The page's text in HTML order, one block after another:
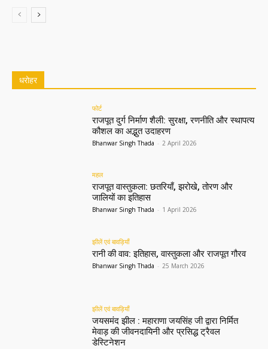
धरोहर
फोर्ट
राजपूत दुर्ग निर्माण शैली: सुरक्षा, रणनीति और स्थापत्य
कौशल का अद्भुत उदाहरण
Bhanwar Singh Thada - 2 April 2026
महल
राजपूत वास्तुकला: छतरियाँ, झरोखे, तोरण और
जालियों का इतिहास
Bhanwar Singh Thada - 1 April 2026
झीलें एवं बावड़ियाँ
रानी की वाव: इतिहास, वास्तुकला और राजपूत गौरव
Bhanwar Singh Thada - 25 March 2026
झीलें एवं बावड़ियाँ
जयसमंद झील : महाराणा जयसिंह जी द्वारा निर्मित
मेवाड़ की जीवनदायिनी और प्रसिद्ध ट्रैवल
डेस्टिनेशन